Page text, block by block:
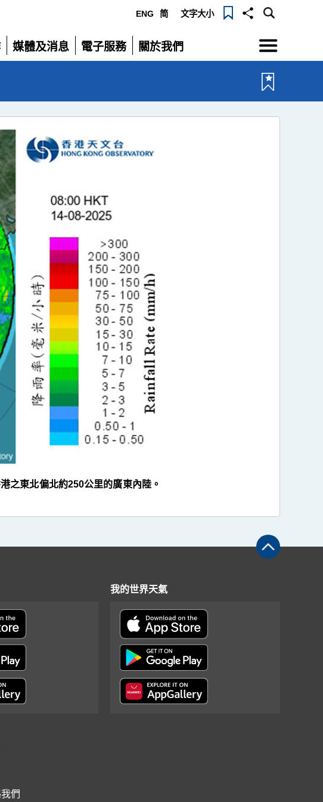
ENG 简 文字大小
媒體及消息
展
電子服務
展
關於我們
展
選
單
東北偏北約250公里的廣東內陸。
我的世界天氣
們